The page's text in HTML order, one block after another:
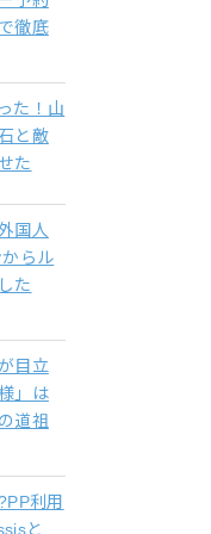
徹底
た！山
と敵
た
国人
らル
た
目立
」は
道祖
利用
と